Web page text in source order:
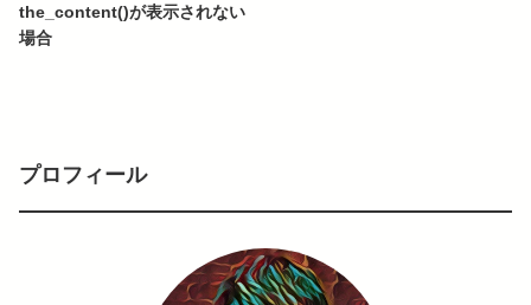
the_content()が表示されない
場合
プロフィール